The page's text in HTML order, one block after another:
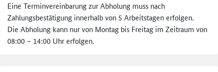
Eine Terminvereinbarung zur Abholung muss nach
Zahlungsbestätigung innerhalb von 5 Arbeitstagen erfolgen.
Die Abholung kann nur von Montag bis Freitag im Zeitraum von
08:00 – 14:00 Uhr erfolgen.